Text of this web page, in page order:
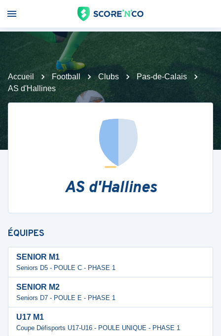
Accueil Football Clubs
Pas-de-Calais
AS d'Hallines
AS d'Hallines
ÉQUIPES
SENIOR M1
Seniors D5 - POULE C - PHASE 1
SENIOR M2
Seniors D7 - POULE E - PHASE 1
U17 M1
Coupe Défisports U17-U16 - POULE UNIQUE - PHASE 1